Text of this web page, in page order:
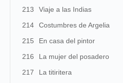
213
Viaje a las Indias
214
Costumbres de Argelia
215
En casa del pintor
216
La mujer del posadero
217
La titiritera